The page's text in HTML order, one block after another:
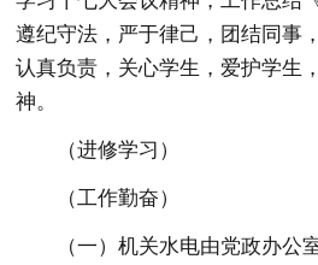
遵纪守法，严于律己，团结同事
认真负责，关心学生，爱护学生
神。
（进修学习）
（工作勤奋）
（一）机关水电由党政办公